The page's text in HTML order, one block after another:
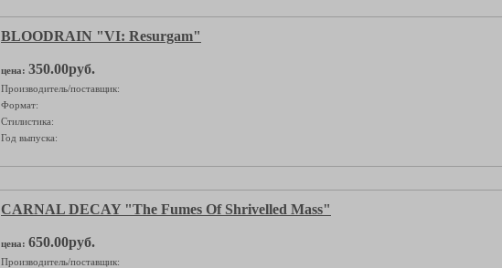
BLOODRAIN "VI: Resurgam"
цена: 350.00руб.
Производитель/поставщик:
Формат:
Стилистика:
Год выпуска:
CARNAL DECAY "The Fumes Of Shrivelled Mass"
цена: 650.00руб.
Производитель/поставщик: